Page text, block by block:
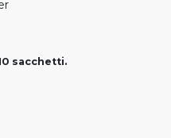
sacchetti.